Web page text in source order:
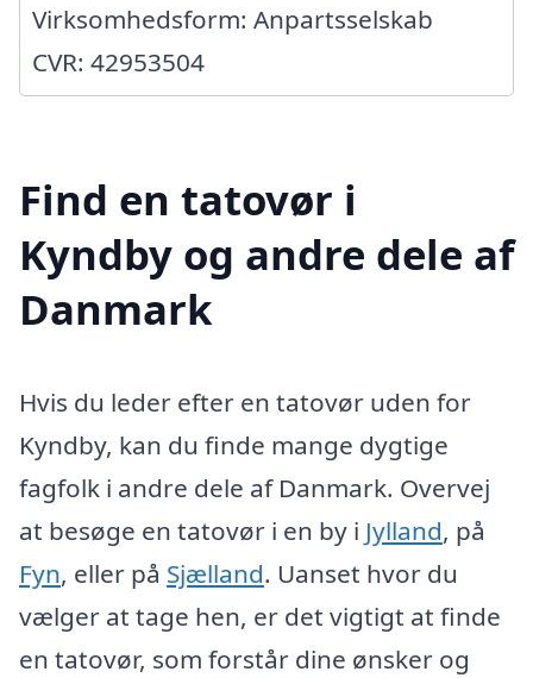
Virksomhedsform: Anpartsselskab
CVR: 42953504
Find en tatovør i
Kyndby og andre dele af
Danmark
Hvis du leder efter en tatovør uden for
Kyndby, kan du finde mange dygtige
fagfolk i andre dele af Danmark. Overvej
at besøge en tatovør i en by i Jylland, på
Fyn, eller på Sjælland. Uanset hvor du
vælger at tage hen, er det vigtigt at finde
en tatovør, som forstår dine ønsker og